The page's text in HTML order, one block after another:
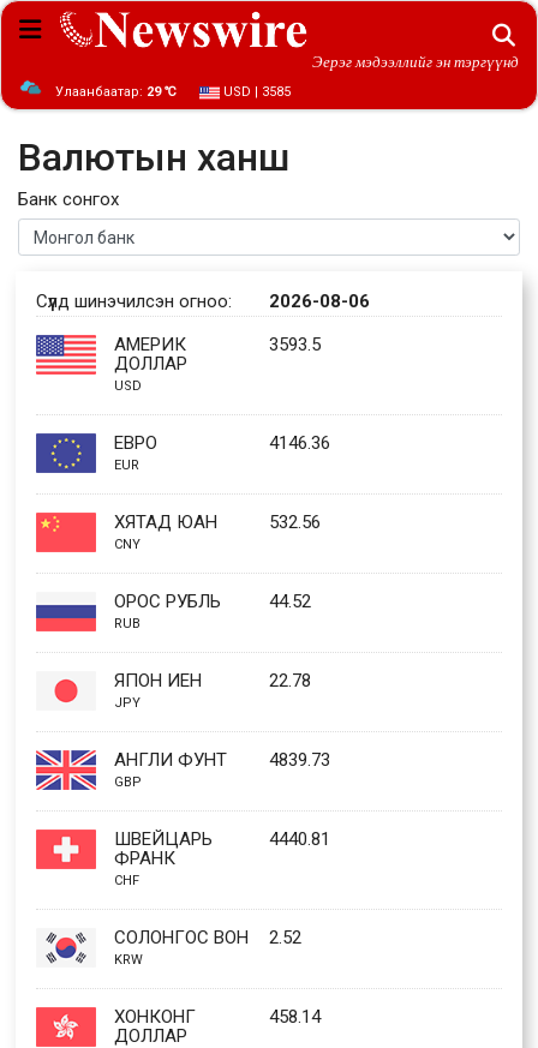
Эерэг мэдээллийг эн тэргүүнд
Улаанбаатар: 29 ℃ USD | 3585
Валютын ханш
Банк сонгох
Сүүлд шинэчилсэн огноо:
2026-08-06
АМЕРИК
ДОЛЛАР
USD
3593.5
EВРО
EUR
4146.36
ХЯТАД ЮАН
CNY
532.56
ОРОС РУБЛЬ
RUB
44.52
ЯПОН ИЕН
JPY
22.78
АНГЛИ ФУНТ
GBP
4839.73
ШВЕЙЦАРЬ
ФРАНК
CHF
4440.81
СОЛОНГОС ВОН
KRW
2.52
ХОНКОНГ
ДОЛЛАР
458.14